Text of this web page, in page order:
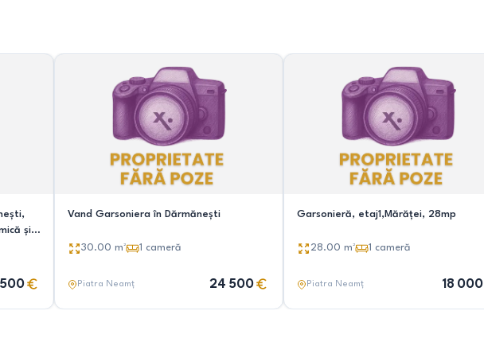
și
Vand Garsoniera în Dărmănești
30.00 m² 1 cameră
Piatra Neamț 24 500
Garsonieră, etaj1,Mărăței, 28mp
28.00 m² 1 cameră
Piatra Neamț 18 000